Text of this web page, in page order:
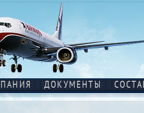
ДОКУМЕНТЫ